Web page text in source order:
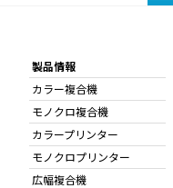
製品情報
カラー複合機
モノクロ複合機
カラープリンター
モノクロプリンター
広幅複合機